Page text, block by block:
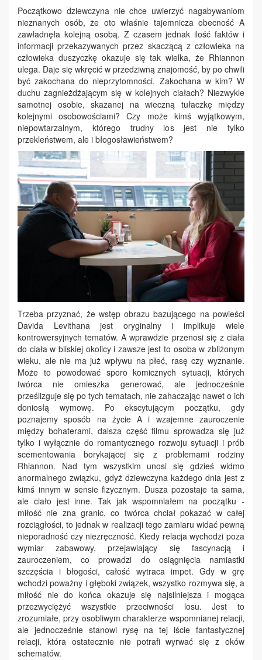
Początkowo dziewczyna nie chce uwierzyć nagabywaniom
nieznanych osób, że oto właśnie tajemnicza obecność A
zawładnęła kolejną osobą. Z czasem jednak ilość faktów i
informacji przekazywanych przez skaczącą z człowieka na
człowieka duszyczkę okazuje się tak wielka, że Rhiannon
ulega. Daje się wkręcić w przedziwną znajomość, by po chwili
być zakochana do nieprzytomności. Zakochana w kim? W
duchu zagnieżdżającym się w kolejnych ciałach? Niezwykle
samotnej osobie, skazanej na wieczną tułaczkę między
kolejnymi osobowościami? Czy może kimś wyjątkowym,
niepowtarzalnym, którego trudny los jest nie tylko
przekleństwem, ale i błogosławieństwem?
Trzeba przyznać, że wstęp obrazu bazującego na powieści
Davida Levithana jest oryginalny i implikuje wiele
kontrowersyjnych tematów. A wprawdzie przenosi się z ciała
do ciała w bliskiej okolicy i zawsze jest to osoba w zbliżonym
wieku, ale nie ma już wpływu na płeć, rasę czy wyznanie.
Może to powodować sporo komicznych sytuacji, których
twórca nie omieszka generować, ale jednocześnie
prześlizguje się po tych tematach, nie zahaczając nawet o ich
doniosłą wymowę. Po ekscytującym początku, gdy
poznajemy sposób na życie A i wzajemne zauroczenie
między bohaterami, dalsza część filmu sprowadza się już
tylko i wyłącznie do romantycznego rozwoju sytuacji i prób
scementowania borykającej się z problemami rodziny
Rhiannon. Nad tym wszystkim unosi się gdzieś widmo
anormalnego związku, gdyż dziewczyna każdego dnia jest z
kimś innym w sensie fizycznym. Dusza pozostaje ta sama,
ale ciało jest inne. Tak jak wspomniałem na początku -
miłość nie zna granic, co twórca chciał pokazać w całej
rozciągłości, to jednak w realizacji tego zamiaru widać pewną
nieporadność czy niezręczność. Kiedy relacja wychodzi poza
wymiar zabawowy, przejawiający się fascynacją i
zauroczeniem, co prowadzi do osiągnięcia namiastki
szczęścia i błogości, całość wytraca impet. Gdy w grę
wchodzi poważny i głęboki związek, wszystko rozmywa się, a
miłość nie do końca okazuje się najsilniejsza i mogąca
przezwyciężyć wszystkie przeciwności losu. Jest to
zrozumiałe, przy osobliwym charakterze wspomnianej relacji,
ale jednocześnie stanowi rysę na tej iście fantastycznej
relacji, która ostatecznie nie potrafi wyrwać się z oków
schematów.